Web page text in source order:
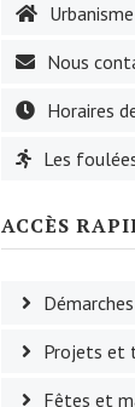
Urbanisme
Nous
Horaires
Les
ACCÈS
Projets et
Fêtes et